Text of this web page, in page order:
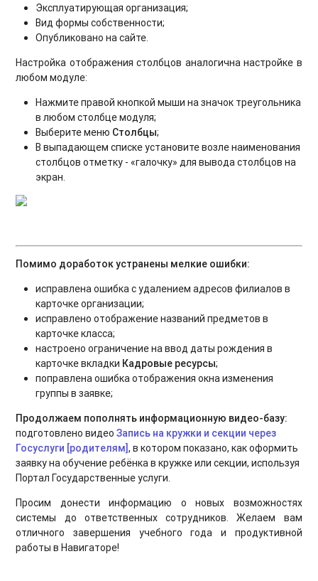
Эксплуатирующая организация;
Вид формы собственности;
Опубликовано на сайте.
Настройка отображения столбцов аналогична настройке в
любом модуле:
Нажмите правой кнопкой мыши на значок треугольника
в любом столбце модуля;
Выберите меню Столбцы;
В выпадающем списке установите возле наименования
столбцов отметку - «галочку» для вывода столбцов на
экран.
Помимо доработок устранены мелкие ошибки:
исправлена ошибка с удалением адресов филиалов в
карточке организации;
исправлено отображение названий предметов в
карточке класса;
настроено ограничение на ввод даты рождения в
карточке вкладки Кадровые ресурсы;
поправлена ошибка отображения окна изменения
группы в заявке;
Продолжаем пополнять информационную видео-базу:
подготовлено видеоЗапись на кружки и секции через
Госуслуги [родителям], в котором показано, как оформить
заявку на обучение ребёнка в кружке или секции, используя
Портал Государственные услуги.
Просим донести информацию о новых возможностях
системы до ответственных сотрудников. Желаем вам
отличного завершения учебного года и продуктивной
работы в Навигаторе!